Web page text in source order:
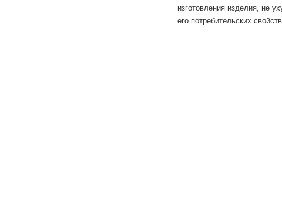
изготовления изделия, не
его потребительских